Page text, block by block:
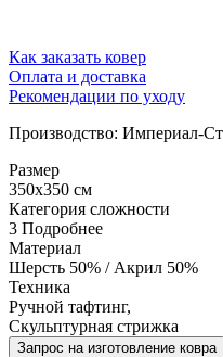
Как заказать ковер
Оплата и доставка
Рекомендации по уходу
Производство: Империал-
Размер
350x350 см
Категория сложности
3 Подробнее
Материал
Шерсть 50% / Акрил 50%
Техника
Ручной тафтинг,
Скульптурная стрижка